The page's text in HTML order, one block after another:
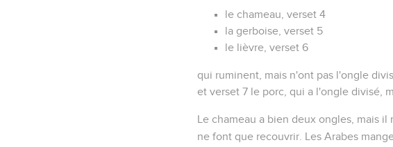
le chameau, verset 4
la gerboise, verset 5
le lièvre, verset 6
qui ruminent, mais n'ont pas l'ongle
et verset 7 le porc, qui a l'ongle divisé,
Le chameau a bien deux ongles, mais il
ne font que recouvrir. Les Arabes